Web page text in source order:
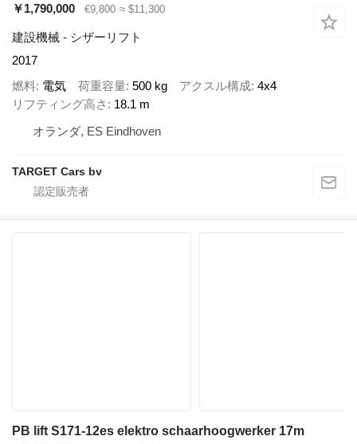
￥1,790,000
€9,800 ≈ $11,300
建設機械 - シザーリフト
2017
燃料 電気 荷重容量 500 kg アクスル構成 4x4
リフティング高さ
18.1 m
オランダ, ES Eindhoven
TARGET Cars bv
PB lift S171-12es elektro schaarhoogwerker 17m